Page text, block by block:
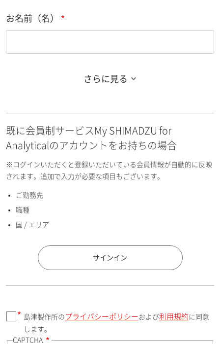
お名前（名）
お名前フリガナ（名）
E-mailアドレス（半角英数）
国 / エリア
郵便番号（勤務先）
さらに見る
既に会員制サービスMy SHIMADZU for
Analyticalのアカウントをお持ちの場合
※ログインいただくと登録いただいている会員情報が自動的に反映
されます。追加で入力が必要な項目もございます。
ご勤務先
職種
国 / エリア
サインイン
島津製作所の プライバシーポリシー および利用規約 に同意
します。
CAPTCHA